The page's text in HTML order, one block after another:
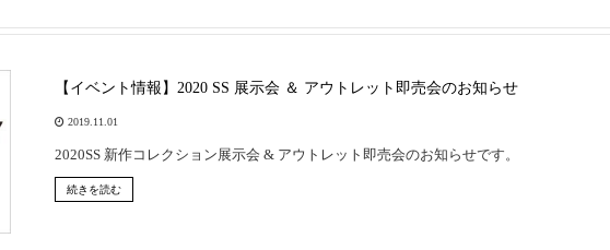
【イベント情報】2020 SS 展示会 ＆ アウトレット即売会のお知らせ
2019.11.01
2020SS 新作コレクション展示会 & アウトレット即売会のお知らせです。
続きを読む